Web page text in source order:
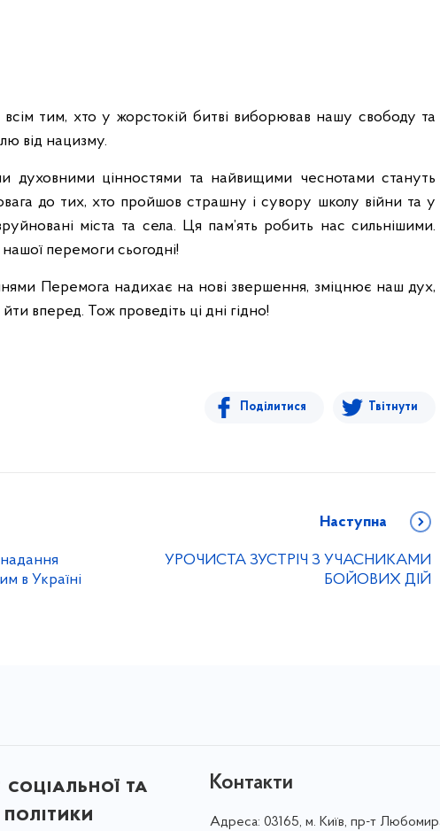
тим, хто у жорстокій битві виборював нашу свободу та
від нацизму.
духовними цінностями та найвищими чеснотами стануть
до тих, хто пройшов страшну і сувору школу війни та у
міста та села. Ця пам’ять робить нас сильнішими.
перемоги сьогодні!
Перемога надихає на нові звершення, зміцнює наш дух,
вперед. Тож проведіть ці дні гідно!
Поділитися Твітнути
в Україні
Наступна
УРОЧИСТА ЗУСТРІЧ З УЧАСНИКАМИ
БОЙОВИХ ДІЙ
та
політики
Контакти
Адреса: 03165, м. Київ, пр-т